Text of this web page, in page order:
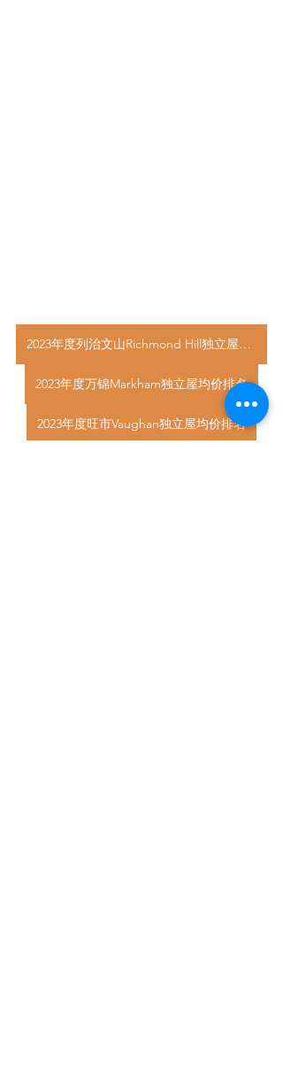
2023年度列治文山Richmond Hill独立屋均价排名
2023年度万锦Markham独立屋均价排名
2023年度旺市Vaughan独立屋均价排名